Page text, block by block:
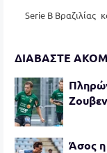
Serie B Βραζιλίας
ΔΙΑΒΑΣΤΕ
Άσος η